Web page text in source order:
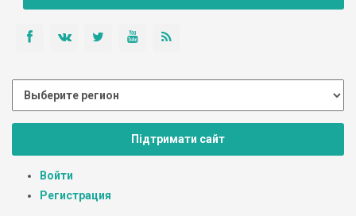
Підтримати сайт
Войти
Регистрация